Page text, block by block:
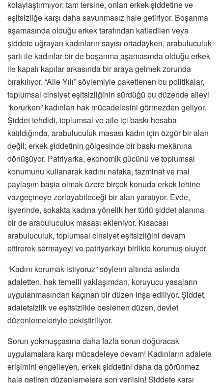
kolaylaştırmıyor; tam tersine, onları erkek şiddetine ve
eşitsizliğe karşı daha savunmasız hale getiriyor. Boşanma
aşamasında olduğu erkek tarafından katledilen veya
şiddete uğrayan kadınların sayısı ortadayken, arabuluculuk
şartı ile kadınlar bir de boşanma aşamasında olduğu erkek
ile kapalı kapılar arkasında bir araya gelmek zorunda
bırakılıyor. “Aile Yılı” söylemiyle paketlenen bu politikalar,
toplumsal cinsiyet eşitsizliğinin sürdüğü bu düzende aileyi
“korurken” kadınları hak mücadelesini görmezden geliyor.
Şiddet tehdidi, toplumsal ve aile içi baskı hesaba
katıldığında, arabuluculuk masası kadın için özgür bir alan
değil; erkek şiddetinin gölgesinde bir baskı mekânına
dönüşüyor. Patriyarka, ekonomik gücünü ve toplumsal
konumunu kullanarak kadını nafaka, tazminat ve mal
paylaşım başta olmak üzere birçok konuda erkek lehine
vazgeçmeye zorlayabileceği bir alan yaratıyor. Evde,
işyerinde, sokakta kadına yönelik her türlü şiddet alanına
bir de arabuluculuk masası ekleniyor. Kısacası
arabuluculuk, toplumsal cinsiyet eşitsizliğini devam
ettirerek sermayeyi ve patriyarkayı birlikte korumuş oluyor.
“Kadını korumak istiyoruz” söylemi altında aslında
adaletten, hak temelli yaklaşımdan, koruyucu yasaların
uygulanmasından kaçınan bir düzen inşa ediliyor. Şiddet,
adaletsizlik ve eşitsizlikle beslenen düzen, devlet
düzenlemeleriyle pekiştiriliyor.
Sorun yokmuşçasına daha fazla sorun doğuracak
uygulamalara karşı mücadeleye devam! Kadınların adalete
erişimini engelleyen, erkek şiddetini daha da görünmez
hale getiren düzenlemelere son verilsin! Şiddete karşı